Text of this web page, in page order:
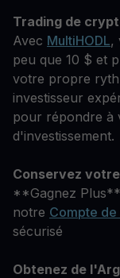
Trading de
Avec MultiHODL,
peu que 10 $ et
votre propre
investisseur
pour répondre à
d'investissement.
Conservez votre
**Gagnez
notre Compte
sécurisé
Obtenez de